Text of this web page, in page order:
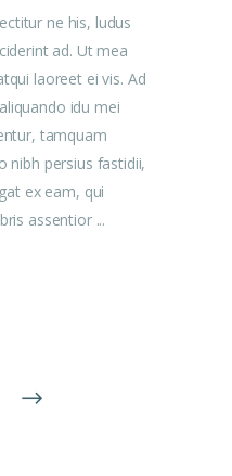
ne his, ludus
ad. Ut mea
laoreet ei vis. Ad
idu mei
tamquam
nibh persius fastidii,
ex eam, qui
assentior